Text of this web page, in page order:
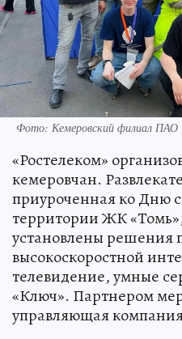
Фото: Кемеровский филиал ПАО
«Ростелеком»
кемеровчан.
приуроченная ко Дню
территории ЖК
установлены решения
высокоскоростной
телевидение, умные
«Ключ». Партнером
управляющая